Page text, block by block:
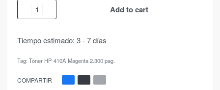
Add to cart
Tiempo estimado: 3 - 7 días
Tag: Tóner HP 410A Magenta 2.300 pag.
COMPARTIR